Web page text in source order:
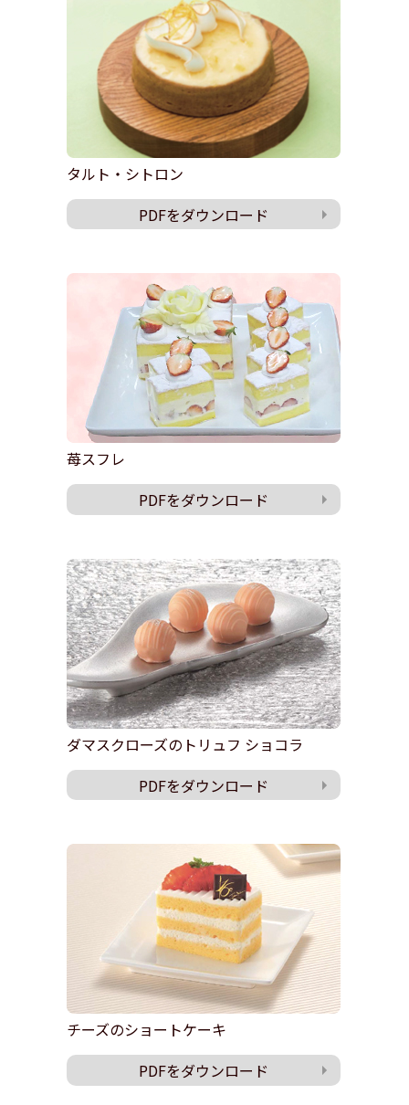
タルト・シトロン
PDFをダウンロード
苺スフレ
PDFをダウンロード
ダマスクローズのトリュフ ショコラ
PDFをダウンロード
チーズのショートケーキ
PDFをダウンロード